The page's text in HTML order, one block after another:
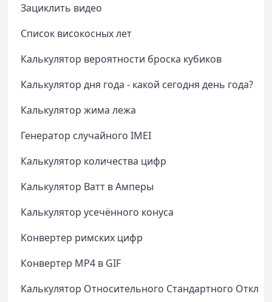
Зациклить видео
Список високосных лет
Калькулятор вероятности броска кубиков
Калькулятор дня года - какой сегодня день года?
Калькулятор жима лежа
Генератор случайного IMEI
Калькулятор количества цифр
Калькулятор Ватт в Амперы
Калькулятор усечённого конуса
Конвертер римских цифр
Конвертер MP4 в GIF
Калькулятор Относительного Стандартного